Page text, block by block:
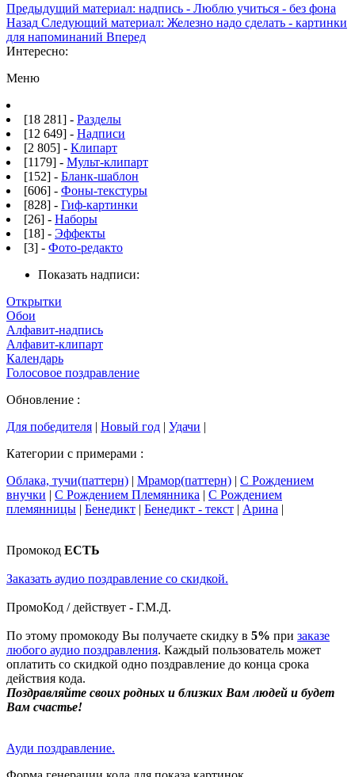
Предыдущий материал: надпись - Люблю учиться - без фона
Назад Следующий материал: Железно надо сделать - картинки
для напоминаний Вперед
Интересно:
Меню
[18 281] - Разделы
[12 649] - Надписи
[2 805] - Клипарт
[1179] - Мульт-клипарт
[152] - Бланк-шаблон
[606] - Фоны-текстуры
[828] - Гиф-картинки
[26] - Наборы
[18] - Эффекты
[3] - Фото-редакто
Показать надписи:
Открытки
Обои
Алфавит-надпись
Алфавит-клипарт
Календарь
Голосовое поздравление
Обновление :
Для победителя | Новый год | Удачи |
Категории с примерами :
Облака, тучи(паттерн) | Мрамор(паттерн) | С Рождением
внучки | С Рождением Племянника | С Рождением
племянницы | Бенедикт | Бенедикт - текст | Арина |
Промокод ЕСТЬ
Заказать аудио поздравление со скидкой.
ПромоКод / действует - Г.М.Д.
По этому промокоду Вы получаете скидку в 5% при заказе
любого аудио поздравления. Каждый пользователь может
оплатить со скидкой одно поздравление до конца срока
действия кода.
Поздравляйте своих родных и близких Вам людей и будет
Вам счастье!
Ауди поздравление.